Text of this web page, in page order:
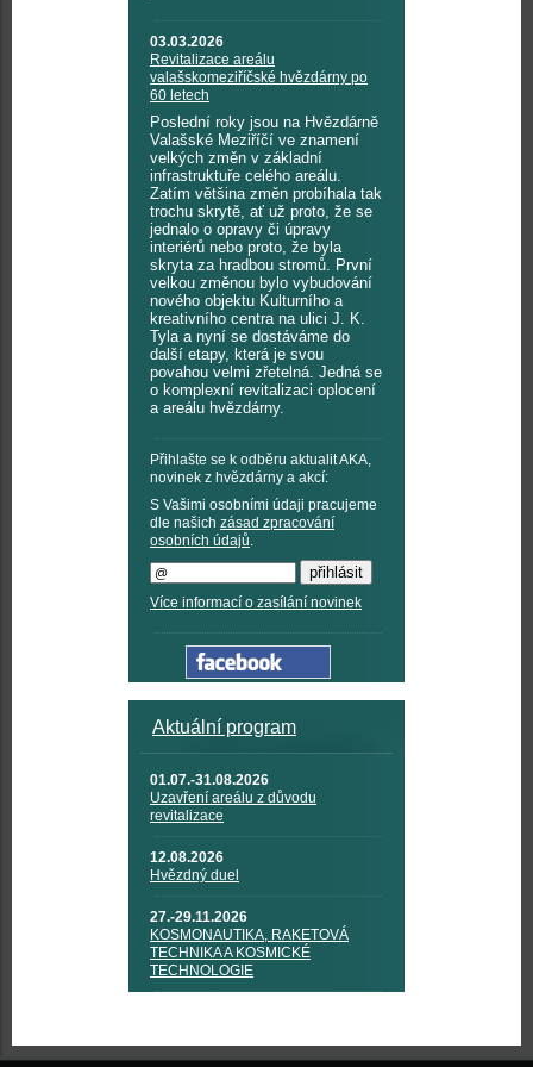
03.03.2026
Revitalizace areálu
valašskomeziříčské hvězdárny po
60 letech
Poslední roky jsou na Hvězdárně
Valašské Meziříčí ve znamení
velkých změn v základní
infrastruktuře celého areálu.
Zatím většina změn probíhala tak
trochu skrytě, ať už proto, že se
jednalo o opravy či úpravy
interiérů nebo proto, že byla
skryta za hradbou stromů. První
velkou změnou bylo vybudování
nového objektu Kulturního a
kreativního centra na ulici J. K.
Tyla a nyní se dostáváme do
další etapy, která je svou
povahou velmi zřetelná. Jedná se
o komplexní revitalizaci oplocení
a areálu hvězdárny.
Přihlašte se k odběru aktualit AKA,
novinek z hvězdárny a akcí:
S Vašimi osobními údaji pracujeme
dle našich zásad zpracování
osobních údajů.
Více informací o zasílání novinek
Aktuální program
01.07.-31.08.2026
Uzavření areálu z důvodu
revitalizace
12.08.2026
Hvězdný duel
27.-29.11.2026
KOSMONAUTIKA, RAKETOVÁ
TECHNIKA A KOSMICKÉ
TECHNOLOGIE